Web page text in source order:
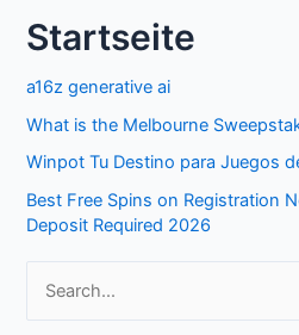
c
f
o
r
:
Startseite
a16z generative ai
What is the Melbourne
Winpot Tu Destino para Juegos
Best Free Spins on Registration
Deposit Required 2026